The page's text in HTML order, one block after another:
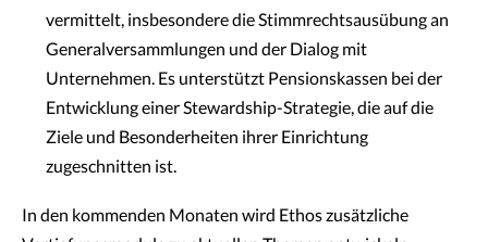
vermittelt, insbesondere die Stimmrechtsausübung an
Generalversammlungen und der Dialog mit
Unternehmen. Es unterstützt Pensionskassen bei der
Entwicklung einer Stewardship-Strategie, die auf die
Ziele und Besonderheiten ihrer Einrichtung
zugeschnitten ist.
In den kommenden Monaten wird Ethos zusätzliche